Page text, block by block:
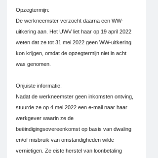
Opzegtermijn:
De werkneemster verzocht daarna een WW-
uitkering aan. Het UWV liet haar op 19 april 2022
weten dat ze tot 31 mei 2022 geen WW-uitkering
kon krijgen, omdat de opzegtermijn niet in acht
was genomen.
Onjuiste informatie:
Nadat de werkneemster geen inkomsten ontving,
stuurde ze op 4 mei 2022 een e-mail naar haar
werkgever waarin ze de
beëindigingsovereenkomst op basis van dwaling
en/of misbruik van omstandigheden wilde
vernietigen. Ze eiste herstel van loonbetaling